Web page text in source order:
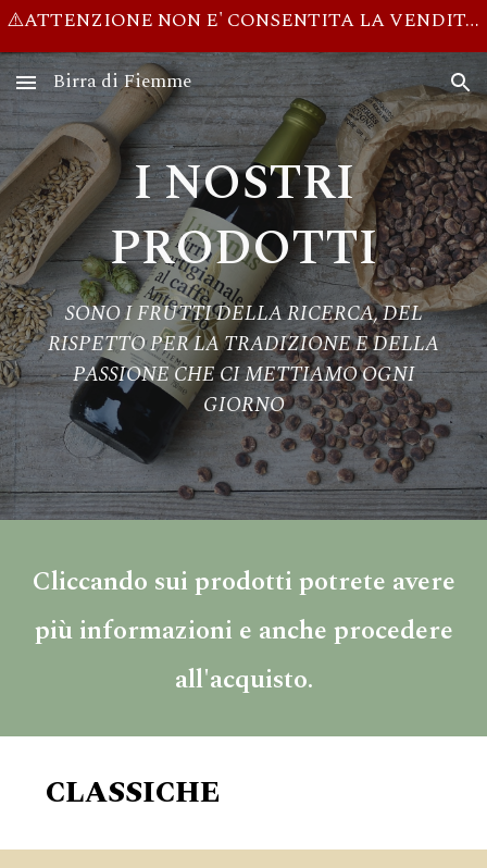
⚠️ATTENZIONE NON E' CONSENTITA LA VENDITA DI ALCOLICI AI MINORI DI 18 ANNI⚠️ 📦 SPEDIZIONI SOLO IN ITALIA!! 🌍 NO SHIPPING OUTSIDE OF ITALY
Birra di Fiemme
I NOSTRI
PRODOTTI
SONO I FRUTTI DELLA RICERCA, DEL
RISPETTO PER LA TRADIZIONE E DELLA
PASSIONE CHE CI METTIAMO OGNI
GIORNO
Cliccando sui prodotti potrete avere
più informazioni e anche procedere
all'acquisto.
CLASSICHE